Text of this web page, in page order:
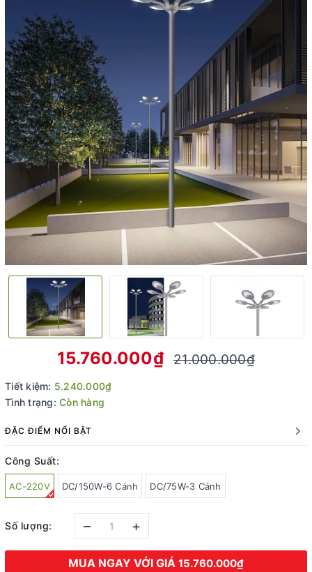
15.760.000₫ 21.000.000₫
Tiết kiệm: 5.240.000₫
Tình trạng: Còn hàng
ĐẶC ĐIỂM NỔI BẬT
Công Suất:
AC-220V DC/150W-6 Cánh DC/75W-3 Cánh
Số lượng: – +
MUA NGAY VỚI GIÁ 15.760.000₫